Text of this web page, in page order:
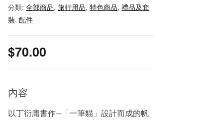
分類: 全部商品, 旅行用品, 特色商品, 禮品及套
裝, 配件
$70.00
內容
以丁衍庸書作─「一筆貓」設計而成的帆